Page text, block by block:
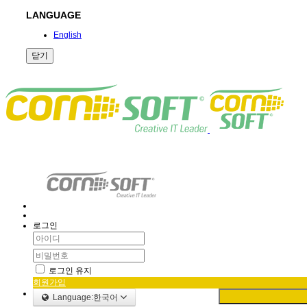
LANGUAGE
English
닫기
로그인
로그인 유지
회원가입
Language:한국어